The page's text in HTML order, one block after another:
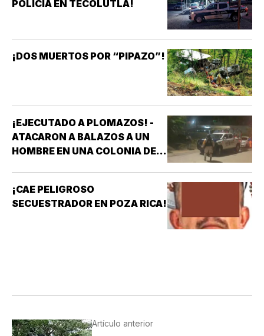
POLICÍA EN TECOLUTLA!
¡DOS MUERTOS POR “PIPAZO”!
¡EJECUTADO A PLOMAZOS! -
ATACARON A BALAZOS A UN
HOMBRE EN UNA COLONIA DE
¡CAE PELIGROSO
SECUESTRADOR EN POZA RICA!
Artículo anterior